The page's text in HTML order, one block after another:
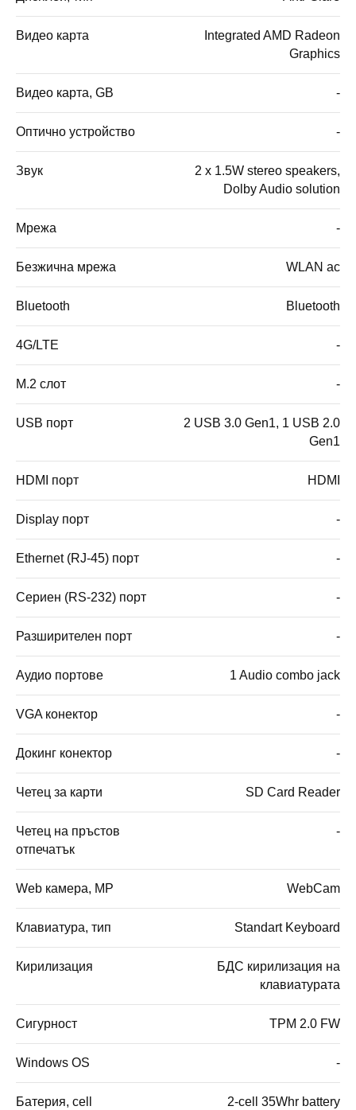
Видео карта
Integrated AMD Radeon
Graphics
Видео карта, GB -
Оптично устройство -
Звук
2 x 1.5W stereo speakers,
Dolby Audio solution
Мрежа -
Безжична мрежа WLAN ac
Bluetooth Bluetooth
4G/LTE -
M.2 слот -
USB порт
2 USB 3.0 Gen1, 1 USB 2.0
Gen1
HDMI порт HDMI
Display порт -
Ethernet (RJ-45) порт -
Сериен (RS-232) порт -
Разширителен порт -
Аудио портове 1 Audio combo jack
VGA конектор -
Докинг конектор -
Четец за карти SD Card Reader
Четец на пръстов
отпечатък
-
Web камера, MP WebCam
Клавиатура, тип Standart Keyboard
Кирилизация
БДС кирилизация на
клавиатурата
Сигурност TPM 2.0 FW
Windows OS -
Батерия, cell 2-cell 35Whr battery